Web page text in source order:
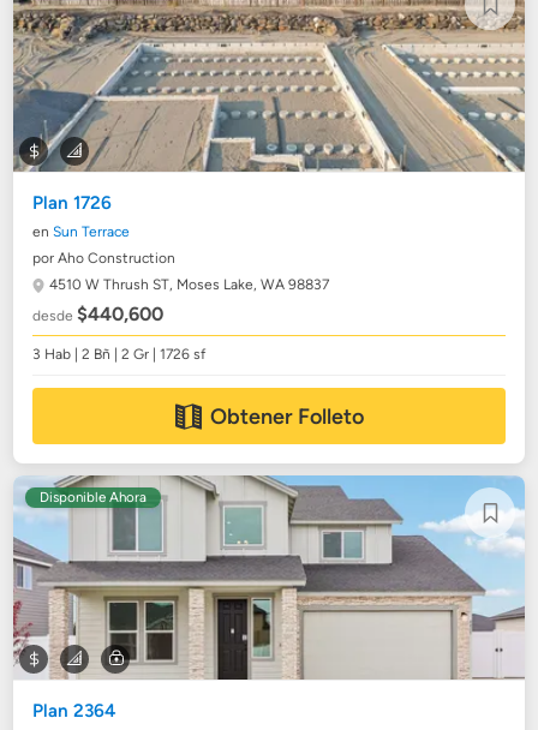
Plan 1726
enSun Terrace
por Aho Construction
4510 W Thrush ST, Moses Lake, WA 98837
desde$440,600
3 Hab | 2 Bñ | 2 Gr | 1726 sf
Obtener Folleto
Disponible Ahora
Plan 2364